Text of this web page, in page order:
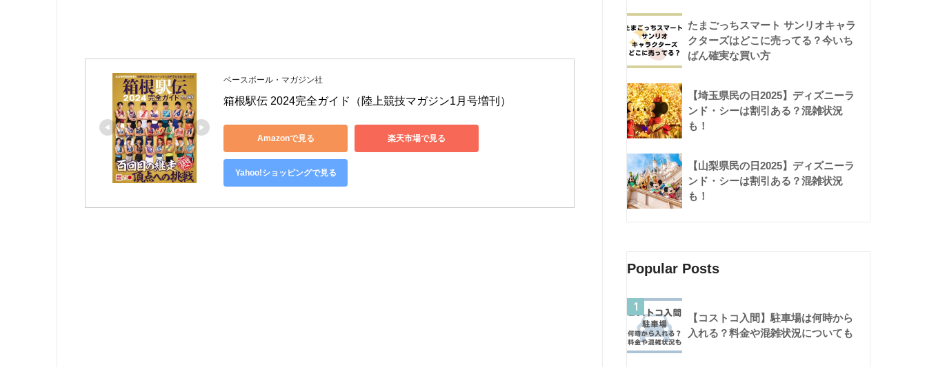
ベースボール・マガジン社
箱根駅伝 2024完全ガイド（陸上競技マガジン1月号増刊）
Amazonで見る 楽天市場で見る
Yahoo!ショッピングで見る
たまごっちスマート サンリオキャラ
クターズはどこに売ってる？今いち
ばん確実な買い方
【埼玉県民の日2025】ディズニーラ
ンド・シーは割引ある？混雑状況
も！
【山梨県民の日2025】ディズニーラ
ンド・シーは割引ある？混雑状況
も！
Popular Posts
1
【コストコ入間】駐車場は何時から
入れる？料金や混雑状況についても